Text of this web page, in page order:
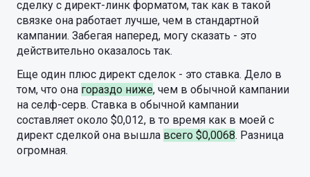
сделку с директ-линк форматом, так как в такой
связке она работает лучше, чем в стандартной
кампании. Забегая наперед, могу сказать - это
действительно оказалось так.
Еще один плюс директ сделок - это ставка. Дело в
том, что она гораздо ниже, чем в обычной кампании
на селф-серв. Ставка в обычной кампании
составляет около $0,012, в то время как в моей с
директ сделкой она вышла всего $0,0068. Разница
огромная.